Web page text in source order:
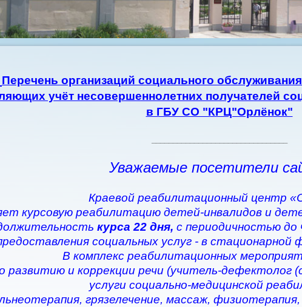
Перечень организаций социального
учёт несовершеннолетних получателей
в ГБУ СО "КРЦ"Орлёнок"
Уважаемые посетители
Краевой реабилитационный центр
курсовую реабилитацию детей-инвалидов и
курса 22 дня, с периодичностью до
социальных услуг - в стационарной
В комплекс реабилитационных
развитию и коррекции речи (учитель-дефектолог
услуги социально-медицинской
грязелечение, массаж,